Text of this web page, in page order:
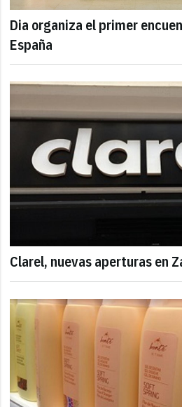
Dia organiza el primer
España
Clarel, nuevas aperturas en